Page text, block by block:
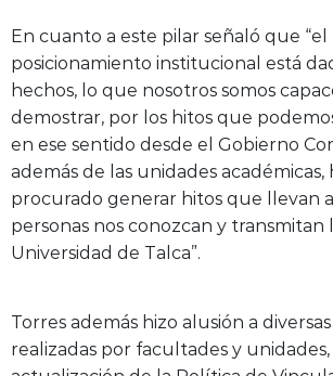
En cuanto a este pilar señaló que “el
posicionamiento institucional está
hechos, lo que nosotros somos
demostrar, por los hitos que
en ese sentido desde el Gobierno
además de las unidades académicas,
procurado generar hitos que llevan
personas nos conozcan y transmitan
Universidad de Talca”.
Torres además hizo alusión a
realizadas por facultades y unidades,